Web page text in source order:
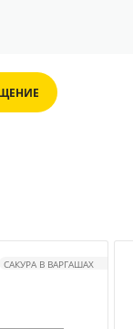
САКУРА В ВАРГАШАХ